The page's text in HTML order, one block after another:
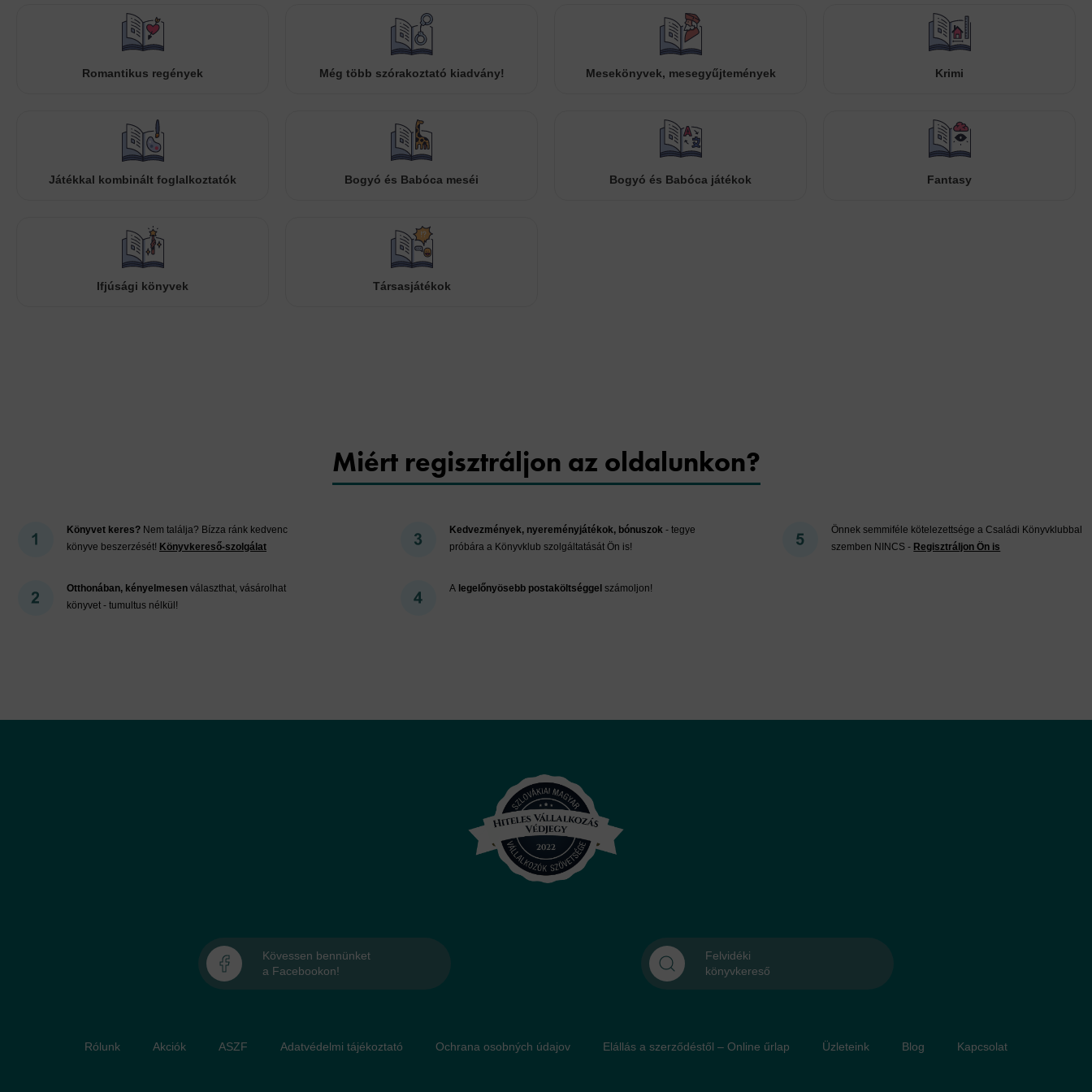
Romantikus regények Még több szórakoztató kiadvány! Mesekönyvek, mesegyűjtemények Krimi
Játékkal kombinált foglalkoztatók Bogyó és Babóca meséi Bogyó és Babóca játékok Fantasy
Ifjúsági könyvek Társasjátékok
Miért regisztráljon az oldalunkon?
Könyvet keres? Nem találja? Bízza ránk kedvenc
könyve beszerzését! Könyvkereső-szolgálat
Otthonában, kényelmesen választhat, vásárolhat
könyvet - tumultus nélkül!
Kedvezmények, nyereményjátékok, bónuszok- tegye
próbára a Könyvklub szolgáltatását Ön is!
A legelőnyösebb postaköltséggel számoljon!
Önnek semmiféle kötelezettsége a Családi Könyvklubbal
szemben NINCS - Regisztráljon Ön is
Kövessen bennünket
a Facebookon!
Felvidéki
könyvkereső
Rólunk Akciók ASZF Adatvédelmi tájékoztató Ochrana osobných údajov Elállás a szerződéstől – Online űrlap Üzleteink Blog Kapcsolat